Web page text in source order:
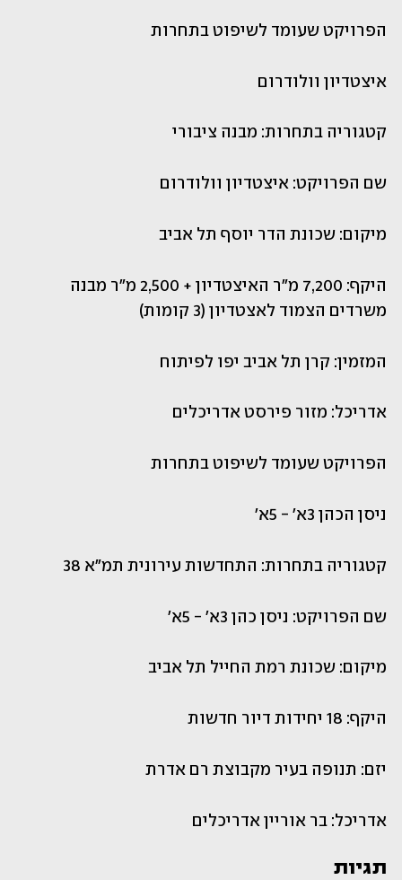
הפרויקט שעומד לשיפוט בתחרות
איצטדיון וולודרום
קטגוריה בתחרות: מבנה ציבורי
שם הפרויקט: איצטדיון וולודרום
מיקום: שכונת הדר יוסף תל אביב
משרדים הצמוד לאצטדיון (3 קומות)
המזמין: קרן תל אביב יפו לפיתוח
אדריכל: מזור פירסט אדריכלים
הפרויקט שעומד לשיפוט בתחרות
ניסן הכהן 3א' - 5א'
קטגוריה בתחרות: התחדשות עירונית תמ"א 38
שם הפרויקט: ניסן כהן 3א' - 5א'
מיקום: שכונת רמת החייל תל אביב
היקף: 18 יחידות דיור חדשות
יזם: תנופה בעיר מקבוצת רם אדרת
אדריכל: בר אוריין אדריכלים
תגיות